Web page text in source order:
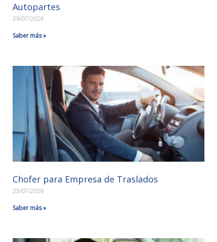
Autopartes
29/07/2026
Saber más »
Chofer para Empresa de Traslados
23/07/2026
Saber más »